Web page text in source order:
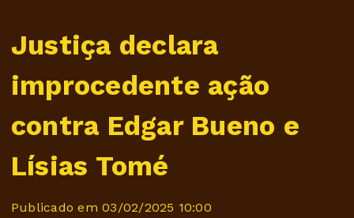
Justiça declara
improcedente ação
contra Edgar Bueno e
Lísias Tomé
Publicado em 03/02/2025 10:00